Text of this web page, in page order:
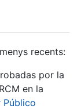
recents:
por la
en la
Público